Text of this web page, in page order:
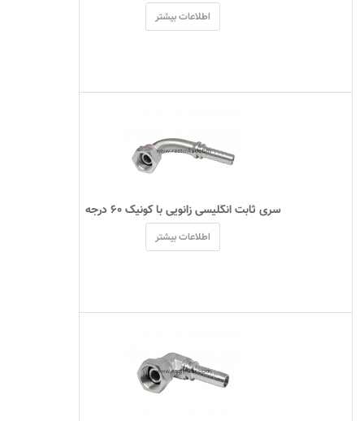
اطلاعات بیشتر
سری ثابت انگلیسی زانویی با کونیک ۶۰ درجه
اطلاعات بیشتر